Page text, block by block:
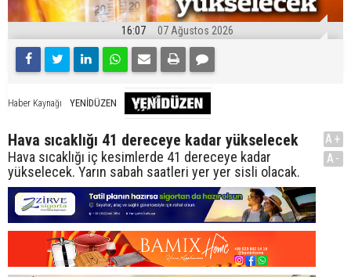
16:07 07 Ağustos 2026
Haber Kaynağı YENİDÜZEN
Hava sıcaklığı 41 dereceye kadar yükselecek
Hava sıcaklığı iç kesimlerde 41 dereceye kadar
yükselecek. Yarın sabah saatleri yer yer sisli olacak.
A+
A-